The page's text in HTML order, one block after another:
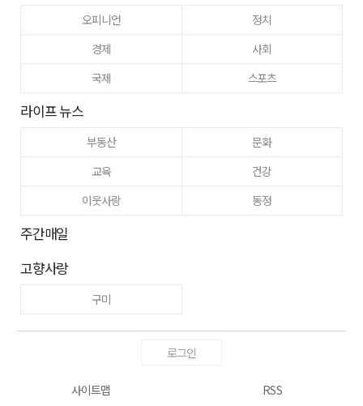
오피니언
정치
경제
사회
국제
스포츠
라이프 뉴스
부동산
문화
교육
건강
이웃사랑
동정
주간매일
고향사랑
구미
로그인
사이트맵 RSS